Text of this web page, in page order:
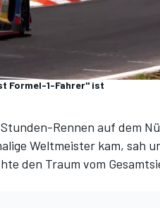
Formel-1-Fahrer" ist
Rennen auf dem
Weltmeister kam, sah
den Traum vom